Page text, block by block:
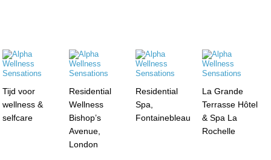
Tijd voor
wellness &
selfcare
Residential
Wellness
Bishop’s
Avenue,
London
Residential
Spa,
Fontainebleau
La Grande
Terrasse Hôtel
& Spa La
Rochelle